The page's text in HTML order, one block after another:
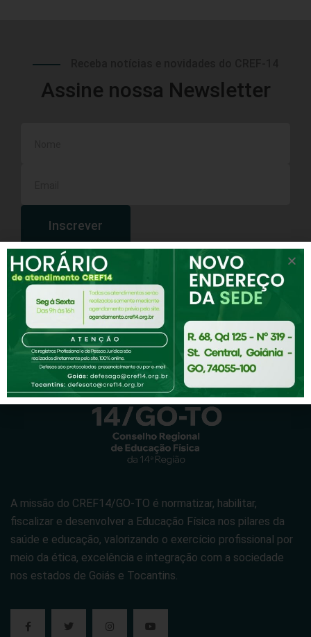
Assine nossa Newsletter
Inscrever
A missão do CREF14/GO-TO é normatizar, habilitar,
fiscalizar e desenvolver a Educação Física nos pilares da
saúde e educação, valorizando o exercício profissional por
meio da ética, excelência e integração com a sociedade
nos estados de Goiás e Tocantins.